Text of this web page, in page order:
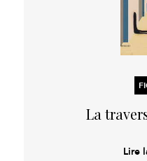
La
Lire